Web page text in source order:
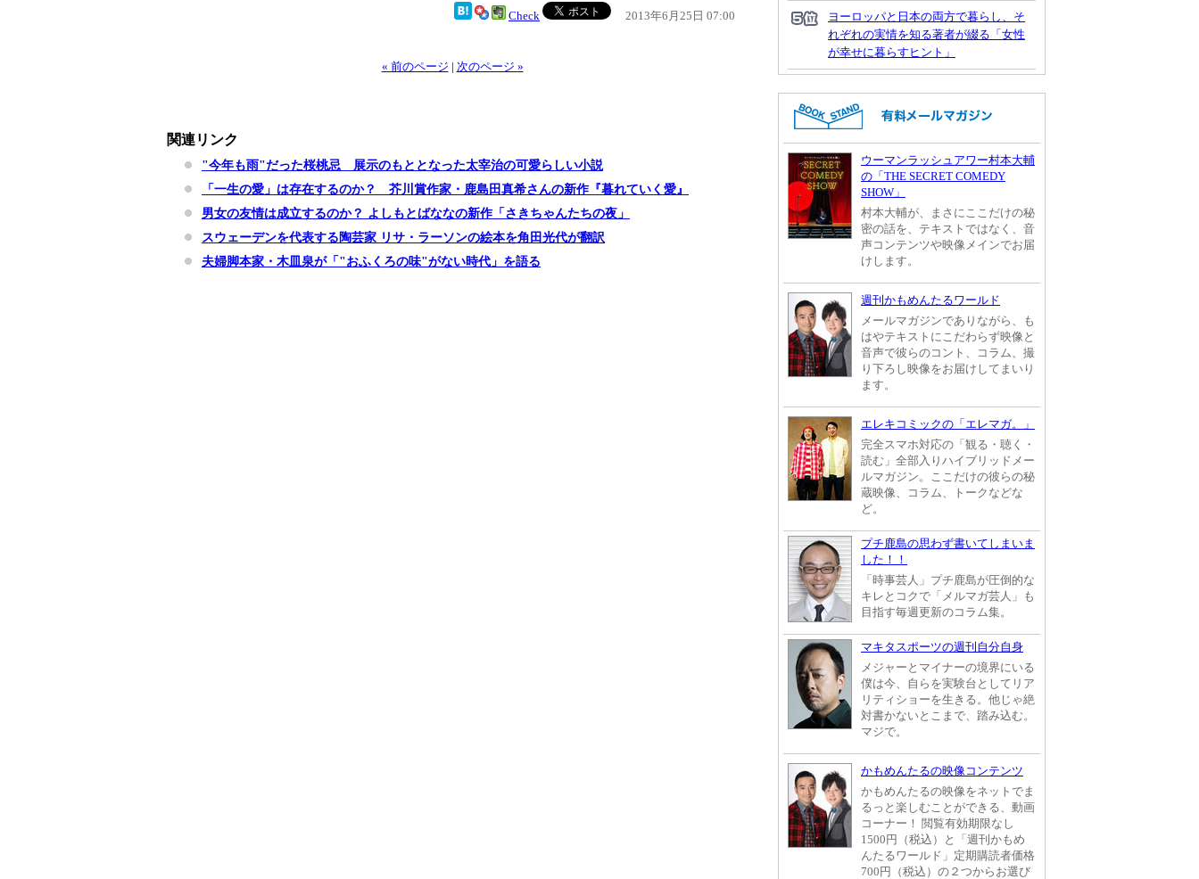
Check 2013年6月25日 07:00
« 前のページ | 次のページ »
関連リンク
"今年も雨"だった桜桃忌 展示のもととなった太宰治の可愛らしい小説
「一生の愛」は存在するのか？ 芥川賞作家・鹿島田真希さんの新作『暮れていく愛』
男女の友情は成立するのか？ よしもとばななの新作「さきちゃんたちの夜」
スウェーデンを代表する陶芸家 リサ・ラーソンの絵本を角田光代が翻訳
夫婦脚本家・木皿泉が「"おふくろの味"がない時代」を語る
ヨーロッパと日本の両方で暮らし、そ
れぞれの実情を知る著者が綴る「女性
が幸せに暮らすヒント」
ウーマンラッシュアワー村本大輔
の「THE SECRET COMEDY
SHOW」
村本大輔が、まさにここだけの秘
密の話を、テキストではなく、音
声コンテンツや映像メインでお届
けします。
週刊かもめんたるワールド
メールマガジンでありながら、も
はやテキストにこだわらず映像と
音声で彼らのコント、コラム、撮
り下ろし映像をお届けしてまいり
ます。
エレキコミックの「エレマガ。」
完全スマホ対応の「観る・聴く・
読む」全部入りハイブリッドメー
ルマガジン。ここだけの彼らの秘
蔵映像、コラム、トークなどな
ど。
プチ鹿島の思わず書いてしまいま
した！！
「時事芸人」プチ鹿島が圧倒的な
キレとコクで「メルマガ芸人」も
目指す毎週更新のコラム集。
マキタスポーツの週刊自分自身
メジャーとマイナーの境界にいる
僕は今、自らを実験台としてリア
リティショーを生きる。他じゃ絶
対書かないとこまで、踏み込む。
マジで。
かもめんたるの映像コンテンツ
かもめんたるの映像をネットでま
るっと楽しむことができる、動画
コーナー！ 閲覧有効期限なし
1500円（税込）と「週刊かもめ
んたるワールド」定期購読者価格
700円（税込）の２つからお選び